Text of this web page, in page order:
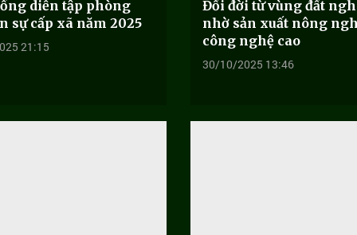
diễn tập phòng
sự cấp xã năm 2025
21:15
Đổi đời từ vùng đất
nhờ sản xuất nông
công nghệ cao
30/10/2025 13:46